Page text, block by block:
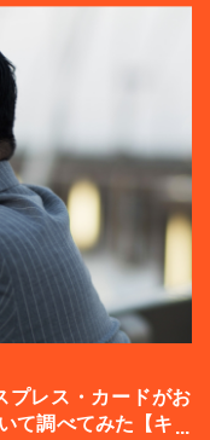
プレス・カードがお
て調べてみた【キャ